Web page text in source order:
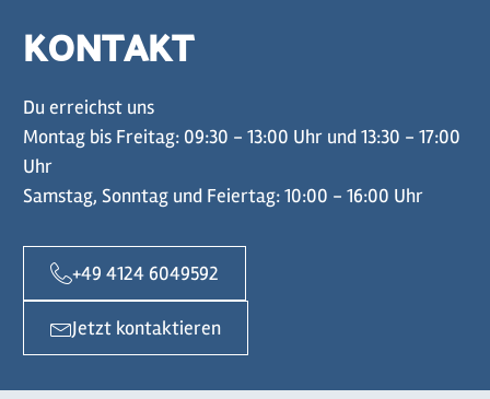
KONTAKT
Du erreichst uns
Montag bis Freitag: 09:30 - 13:00 Uhr und 13:30 - 17:00
Uhr
Samstag, Sonntag und Feiertag: 10:00 - 16:00 Uhr
+49 4124 6049592
Jetzt kontaktieren